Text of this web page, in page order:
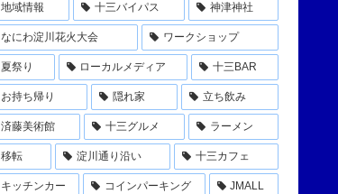
地域情報 十三バイパス 神津神社
なにわ淀川花火大会 ワークショップ
夏祭り ローカルメディア 十三BAR
お持ち帰り 隠れ家 立ち飲み
済藤美術館 十三グルメ ラーメン
移転 淀川通り沿い 十三カフェ
キッチンカー コインパーキング JMALL